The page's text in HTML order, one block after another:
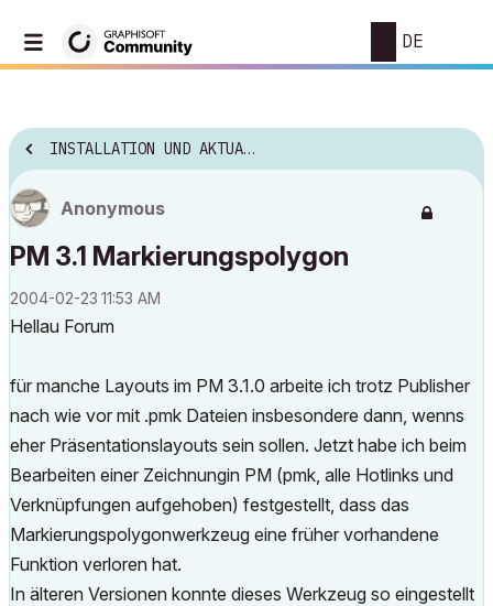
DE
INSTALLATION UND AKTUALISIERUNG
Anonymous
PM 3.1 Markierungspolygon
‎2004-02-23 11:53 AM
Hellau Forum
für manche Layouts im PM 3.1.0 arbeite ich trotz Publisher
nach wie vor mit .pmk Dateien insbesondere dann, wenns
eher Präsentationslayouts sein sollen. Jetzt habe ich beim
Bearbeiten einer Zeichnungin PM (pmk, alle Hotlinks und
Verknüpfungen aufgehoben) festgestellt, dass das
Markierungspolygonwerkzeug eine früher vorhandene
Funktion verloren hat.
In älteren Versionen konnte dieses Werkzeug so eingestellt